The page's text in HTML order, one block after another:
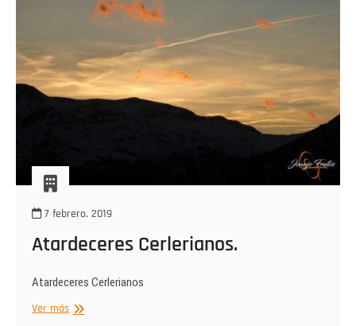
7 febrero, 2019
Atardeceres Cerlerianos.
Atardeceres Cerlerianos
Ver másAtardeceres